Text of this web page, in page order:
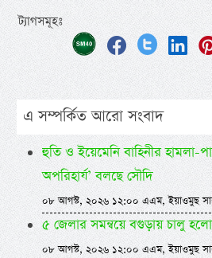
ট্যাগসমূহঃ
এ সম্পর্কিত আরো সংবাদ
হুতি ও ইয়েমেনি বাহিনীর হামলা-
অপরিহার্য’ বলছে সৌদি
০৮ আগস্ট, ২০২৬ ১২:০০ এএম, ইয়াওমুছ
৫ জেলার সমন্বয়ে বগুড়ায় চালু
০৮ আগস্ট, ২০২৬ ১২:০০ এএম, ইয়াওমুছ